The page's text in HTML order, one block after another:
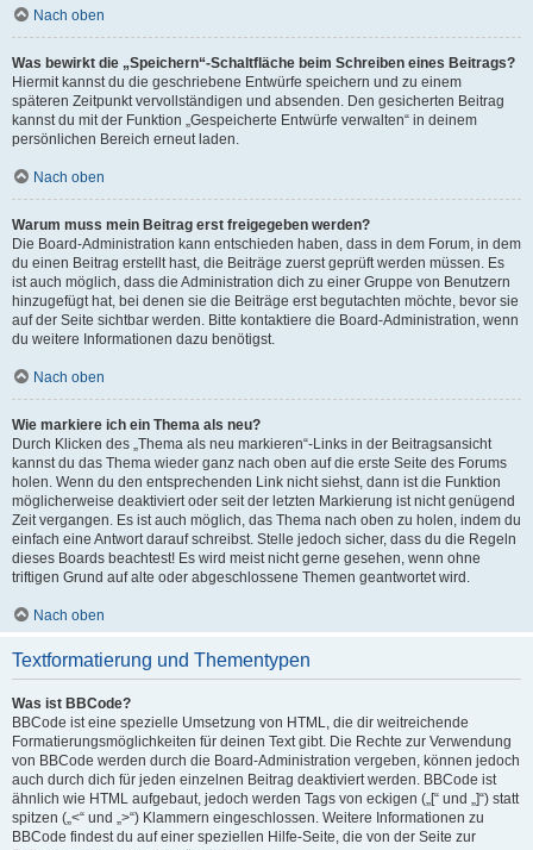
Nach oben
Was bewirkt die „Speichern“-Schaltfläche beim Schreiben eines Beitrags?
Hiermit kannst du die geschriebene Entwürfe speichern und zu einem
späteren Zeitpunkt vervollständigen und absenden. Den gesicherten Beitrag
kannst du mit der Funktion „Gespeicherte Entwürfe verwalten“ in deinem
persönlichen Bereich erneut laden.
Nach oben
Warum muss mein Beitrag erst freigegeben werden?
Die Board-Administration kann entschieden haben, dass in dem Forum, in dem
du einen Beitrag erstellt hast, die Beiträge zuerst geprüft werden müssen. Es
ist auch möglich, dass die Administration dich zu einer Gruppe von Benutzern
hinzugefügt hat, bei denen sie die Beiträge erst begutachten möchte, bevor sie
auf der Seite sichtbar werden. Bitte kontaktiere die Board-Administration, wenn
du weitere Informationen dazu benötigst.
Nach oben
Wie markiere ich ein Thema als neu?
Durch Klicken des „Thema als neu markieren“-Links in der Beitragsansicht
kannst du das Thema wieder ganz nach oben auf die erste Seite des Forums
holen. Wenn du den entsprechenden Link nicht siehst, dann ist die Funktion
möglicherweise deaktiviert oder seit der letzten Markierung ist nicht genügend
Zeit vergangen. Es ist auch möglich, das Thema nach oben zu holen, indem du
einfach eine Antwort darauf schreibst. Stelle jedoch sicher, dass du die Regeln
dieses Boards beachtest! Es wird meist nicht gerne gesehen, wenn ohne
triftigen Grund auf alte oder abgeschlossene Themen geantwortet wird.
Nach oben
Textformatierung und Thementypen
Was ist BBCode?
BBCode ist eine spezielle Umsetzung von HTML, die dir weitreichende
Formatierungsmöglichkeiten für deinen Text gibt. Die Rechte zur Verwendung
von BBCode werden durch die Board-Administration vergeben, können jedoch
auch durch dich für jeden einzelnen Beitrag deaktiviert werden. BBCode ist
ähnlich wie HTML aufgebaut, jedoch werden Tags von eckigen („[“ und „]“) statt
spitzen („<“ und „>“) Klammern eingeschlossen. Weitere Informationen zu
BBCode findest du auf einer speziellen Hilfe-Seite, die von der Seite zur